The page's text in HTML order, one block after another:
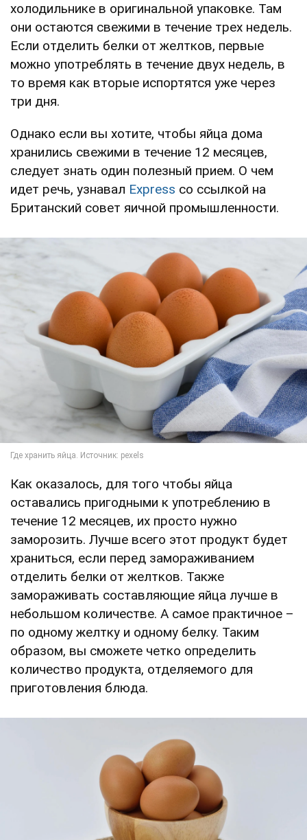
холодильнике в оригинальной упаковке. Там
они остаются свежими в течение трех недель.
Если отделить белки от желтков, первые
можно употреблять в течение двух недель, в
то время как вторые испортятся уже через
три дня.
Однако если вы хотите, чтобы яйца дома
хранились свежими в течение 12 месяцев,
следует знать один полезный прием. О чем
идет речь, узнавал Express со ссылкой на
Британский совет яичной промышленности.
Как оказалось, для того чтобы яйца
оставались пригодными к употреблению в
течение 12 месяцев, их просто нужно
заморозить. Лучше всего этот продукт будет
храниться, если перед замораживанием
отделить белки от желтков. Также
замораживать составляющие яйца лучше в
небольшом количестве. А самое практичное –
по одному желтку и одному белку. Таким
образом, вы сможете четко определить
количество продукта, отделяемого для
приготовления блюда.